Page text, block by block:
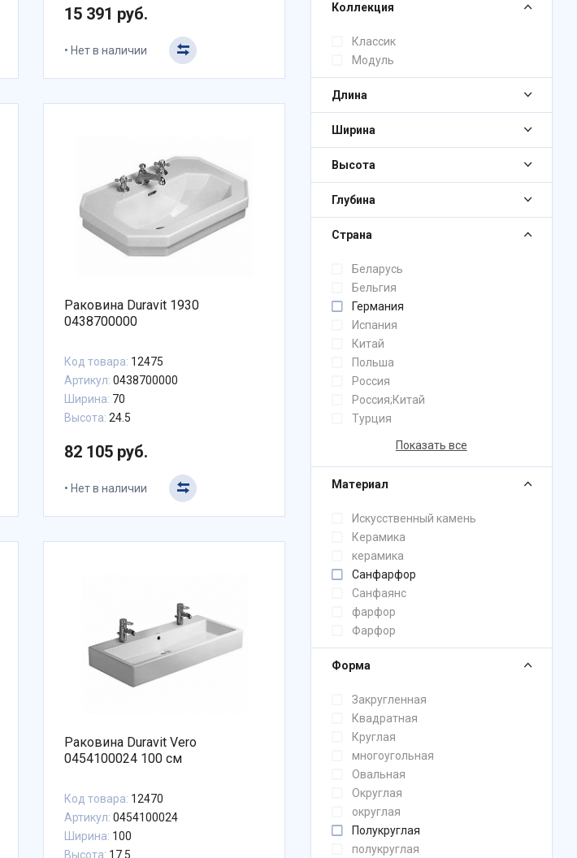
15 391 руб.
Нет в наличии
Раковина Duravit 1930
0438700000
Код товара: 12475
Артикул: 0438700000
Ширина: 70
Высота: 24.5
82 105 руб.
Нет в наличии
Раковина Duravit Vero
0454100024 100 см
Код товара: 12470
Артикул: 0454100024
Ширина: 100
Высота: 17.5
Коллекция
Классик
Модуль
Длина
Ширина
Высота
Глубина
Страна
Беларусь
Бельгия
Германия
Испания
Китай
Польша
Россия
Россия;Китай
Турция
Показать все
Материал
Искусственный камень
Керамика
керамика
Санфарфор
Санфаянс
фарфор
Фарфор
Форма
Закругленная
Квадратная
Круглая
многоугольная
Овальная
Округлая
округлая
Полукруглая
полукруглая